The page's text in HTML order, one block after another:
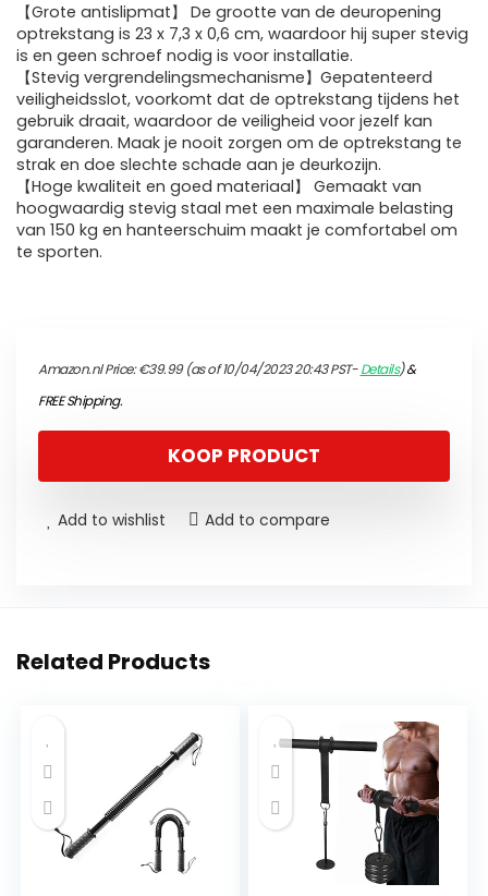
【Grote antislipmat】 De grootte van de deuropening
optrekstang is 23 x 7,3 x 0,6 cm, waardoor hij super stevig
is en geen schroef nodig is voor installatie.
【Stevig vergrendelingsmechanisme】Gepatenteerd
veiligheidsslot, voorkomt dat de optrekstang tijdens het
gebruik draait, waardoor de veiligheid voor jezelf kan
garanderen. Maak je nooit zorgen om de optrekstang te
strak en doe slechte schade aan je deurkozijn.
【Hoge kwaliteit en goed materiaal】 Gemaakt van
hoogwaardig stevig staal met een maximale belasting
van 150 kg en hanteerschuim maakt je comfortabel om
te sporten.
Amazon.nl Price:€39.99(as of 10/04/2023 20:43 PST-Details)&
FREE Shipping.
KOOP PRODUCT
Add to wishlist Add to compare
Related Products